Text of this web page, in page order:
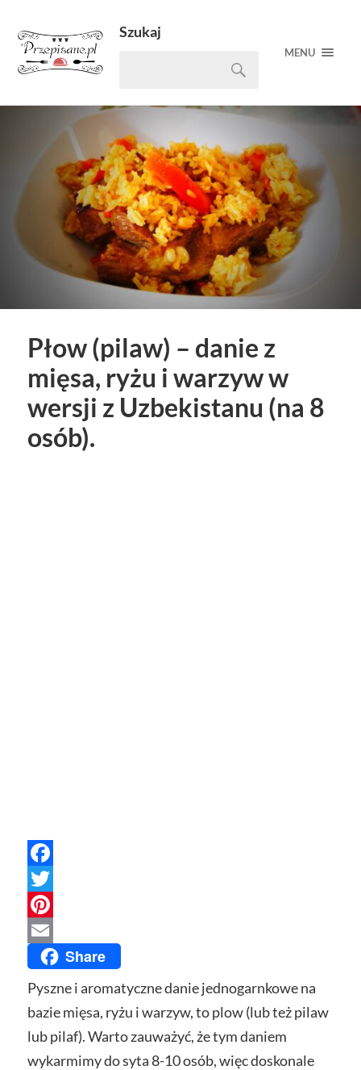
Szukaj
MENU
Płow (pilaw) – danie z
mięsa, ryżu i warzyw w
wersji z Uzbekistanu (na 8
osób).
Facebook
Twitter
Pinterest
Email Share
Pyszne i aromatyczne danie jednogarnkowe na
bazie mięsa, ryżu i warzyw, to plow (lub też pilaw
lub pilaf). Warto zauważyć, że tym daniem
wykarmimy do syta 8-10 osób, więc doskonale